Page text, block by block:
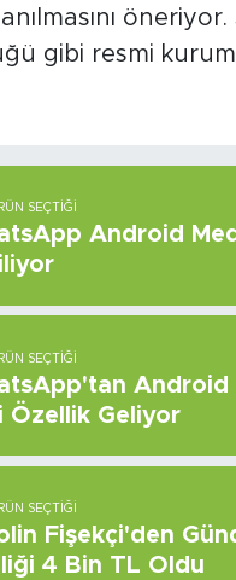
gibi resmi
SEÇTIĞI
Android
SEÇTIĞI
Android
Özellik Geliyor
SEÇTIĞI
Fişekçi'den
4 Bin TL Oldu